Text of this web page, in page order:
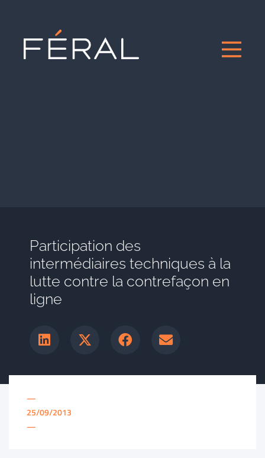
Participation des
intermédiaires techniques à la
lutte contre la contrefaçon en
ligne
—
25/09/2013
—